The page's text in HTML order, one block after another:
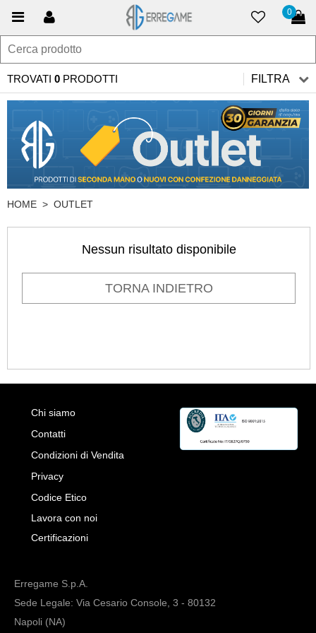
0
TROVATI 0 PRODOTTI FILTRA
HOME > OUTLET
Nessun risultato disponibile
TORNA INDIETRO
Chi siamo
Contatti
Condizioni di Vendita
Privacy
Codice Etico
Lavora con noi
Certificazioni
Erregame S.p.A.
Sede Legale: Via Cesario Console, 3 - 80132
Napoli (NA)